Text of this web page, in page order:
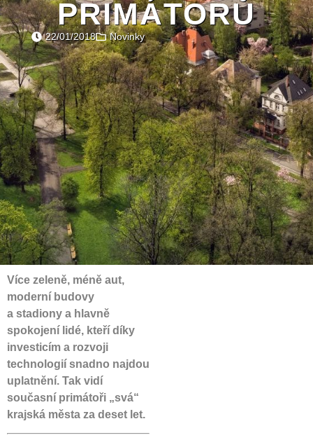
PRIMÁTORŮ
22/01/2018 Novinky
Více zeleně, méně aut,
moderní budovy
a stadiony a hlavně
spokojení lidé, kteří díky
investicím a rozvoji
technologií snadno najdou
uplatnění. Tak vidí
současní primátoři „svá“
krajská města za deset let.